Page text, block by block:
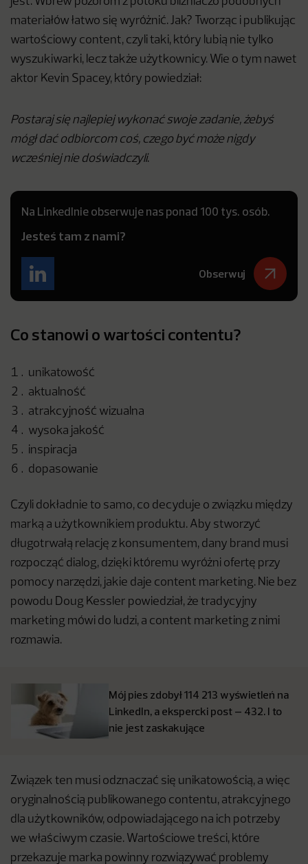
materiałów łatwo się wyróżnić. Jak? Tworząc i publikując
wartościowy content, czyli taki, który lubią nie tylko
wyszukiwarki, lecz także użytkownicy. Wie o tym nawet
aktor Kevin Spacey, który powiedział:
Postaraj się najlepiej wykonać swoje zadanie, żebyś
mógł dać odbiorcom coś, czego być może nigdy
wcześniej nie doświadczyli.
Na LinkedInie obserwuje nas ponad 100 tys. osób.
Jesteś tam z nami?
Obserwuj
Co stanowi o wartości contentu?
unikatowość
aktualność
atrakcyjność wizualna
wysoka jakość
inspiracja
dopasowanie
Czyli dokładnie to samo, co decyduje o związku między
marką a użytkownikiem produktu. Aby stworzyć
długotrwałą relację z konsumentem, dany brand musi
rozpocząć dialog, dzięki któremu wyróżni ofertę przy
pomocy narzędzi, jakie daje content marketing. Nie bez
powodu Doug Kessler powiedział, że tradycyjny
marketing mówi do ludzi, a content marketing z nimi
rozmawia.
Mój pies zdobył 114 213 wyświetleń na
LinkedIn, a ekspercki post – 432. I to
nie jest zaskakujące
Związek ten musi odznaczać się unikatowością, a więc
oryginalnością publikowanego contentu, atrakcyjnego
dla użytkowników, odpowiadającego na ich potrzeby
we właściwym czasie. Wartościowe treści, które
przekazuje marka powinny rozwiązywać problemy